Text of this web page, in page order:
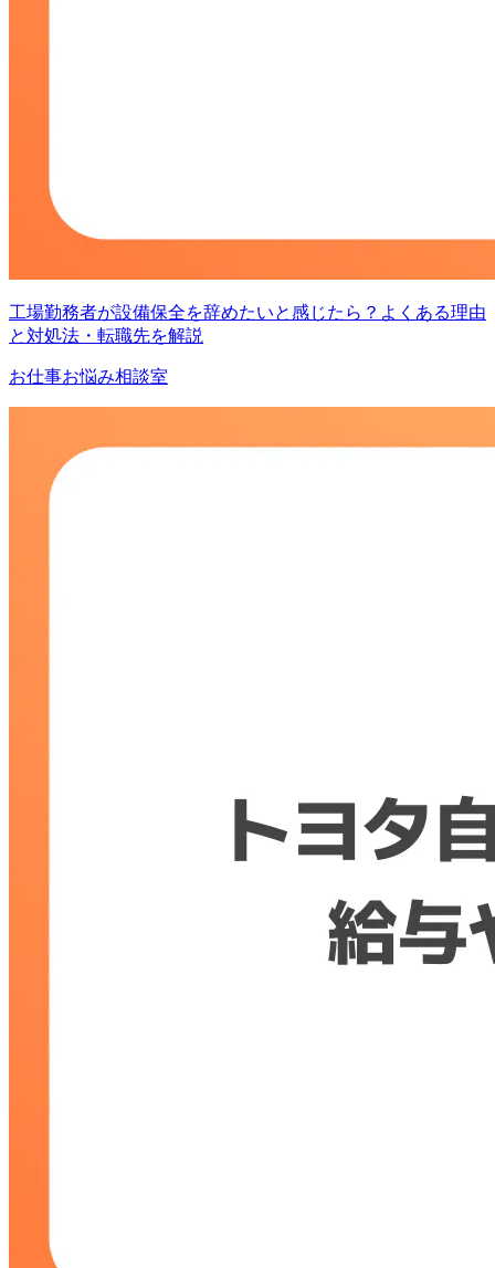
工場勤務者が設備保全を辞めたいと感じたら？よくある理由
と対処法・転職先を解説
お仕事お悩み相談室